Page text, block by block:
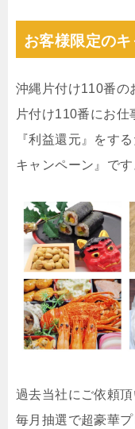
お客様限定のキ
沖縄片付け110番の
片付け110番にお仕
『利益還元』をす
キャンペーン』です
過去当社にご依頼
毎月抽選で超豪華